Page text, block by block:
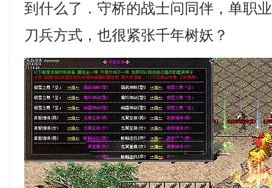
到什么了．守桥的战士问同伴，单职
刀兵方式，也很紧张千年树妖？